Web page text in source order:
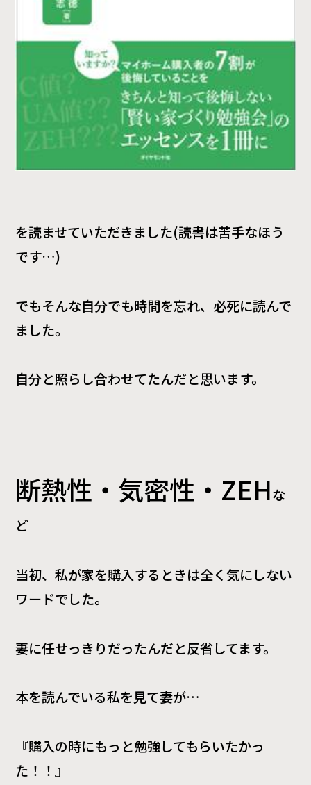
を読ませていただきました(読書は苦手なほう
です…)
でもそんな自分でも時間を忘れ、必死に読んで
ました。
自分と照らし合わせてたんだと思います。
断熱性・気密性・ ZEHな
ど
当初、私が家を購入するときは全く気にしない
ワードでした。
妻に任せっきりだったんだと反省してます。
本を読んでいる私を見て妻が…
『購入の時にもっと勉強してもらいたかっ
た！！』